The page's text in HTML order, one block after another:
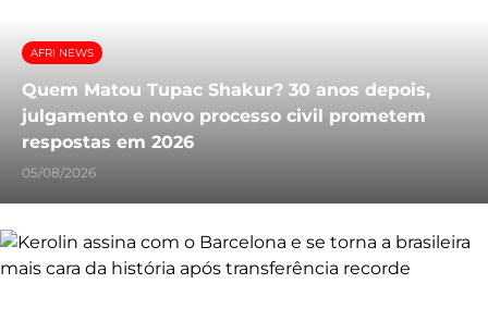
AFRI NEWS
Quem Matou Tupac Shakur? 30 anos depois,
julgamento e novo processo civil prometem
respostas em 2026
05/08/2026